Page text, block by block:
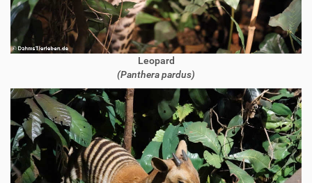
Leopard
(Panthera pardus)